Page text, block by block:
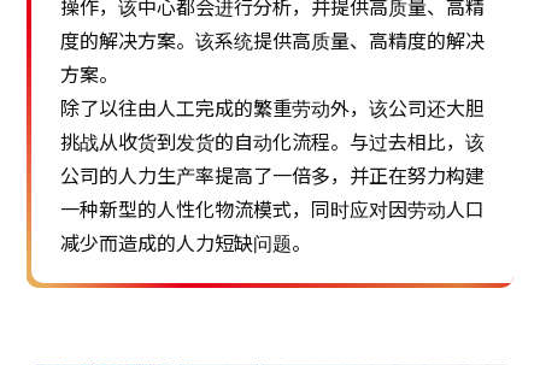
操作，该中心都会进行分析，并提供高质量、高精
度的解决方案。该系统提供高质量、高精度的解决
方案。
除了以往由人工完成的繁重劳动外，该公司还大胆
挑战从收货到发货的自动化流程。与过去相比，该
公司的人力生产率提高了一倍多，并正在努力构建
一种新型的人性化物流模式，同时应对因劳动人口
减少而造成的人力短缺问题。